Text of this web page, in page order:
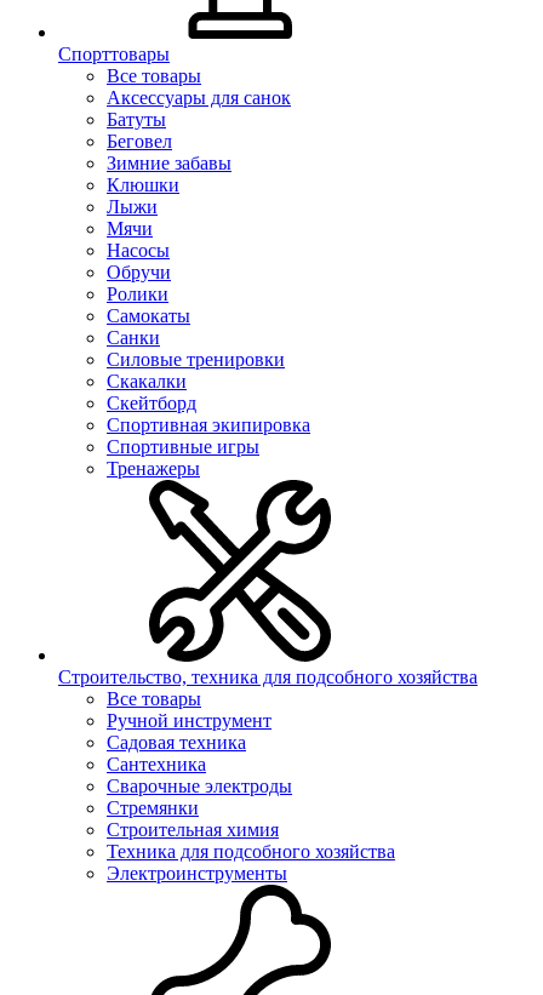
Спорттовары
Все товары
Аксессуары для санок
Батуты
Беговел
Зимние забавы
Клюшки
Лыжи
Мячи
Насосы
Обручи
Ролики
Самокаты
Санки
Силовые тренировки
Скакалки
Скейтборд
Спортивная экипировка
Спортивные игры
Тренажеры
Строительство, техника для подсобного хозяйства
Все товары
Ручной инструмент
Садовая техника
Сантехника
Сварочные электроды
Стремянки
Строительная химия
Техника для подсобного хозяйства
Электроинструменты